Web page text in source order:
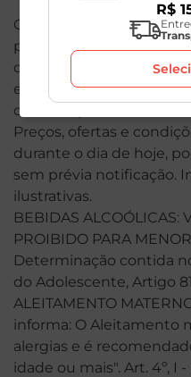
O valor total de sua
por conta dos produtos
de indisponibilidade, o
e, por isso, o valor
cobrado, podendo ser
Preços, ofertas e
durante o dia de hoje,
sem prévia notificação.
ilustrativas.
BEBIDAS ALCOÓLICAS:
PROIBIDO PARA
Determinação contida
do Adolescente, Artigo
ALEITAMENTO
informa: O Aleitamento
alergias e é
idade ou mais". Art. 4º, I -
R$